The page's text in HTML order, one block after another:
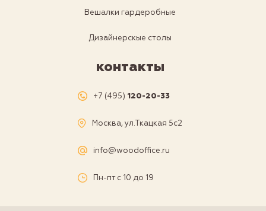
Вешалки гардеробные
Дизайнерскые столы
контакты
+7 (495) 120-20-33
Москва, ул.Ткацкая 5с2
info@woodoffice.ru
Пн-пт с 10 до 19